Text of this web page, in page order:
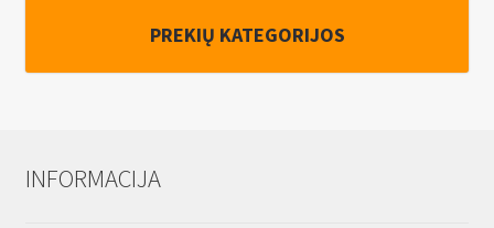
PREKIŲ KATEGORIJOS
INFORMACIJA